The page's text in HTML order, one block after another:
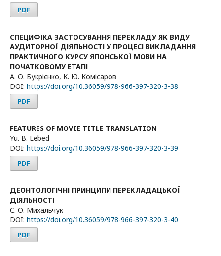
PDF
СПЕЦИФІКА ЗАСТОСУВАННЯ ПЕРЕКЛАДУ ЯК ВИДУ
АУДИТОРНОЇ ДІЯЛЬНОСТІ У ПРОЦЕСІ ВИКЛАДАННЯ
ПРАКТИЧНОГО КУРСУ ЯПОНСЬКОЇ МОВИ НА
ПОЧАТКОВОМУ ЕТАПІ
А. О. Букрієнко, К. Ю. Комісаров
DOI: https://doi.org/10.36059/978-966-397-320-3-38
PDF
FEATURES OF MOVIE TITLE TRANSLATION
Yu. B. Lebed
DOI: https://doi.org/10.36059/978-966-397-320-3-39
PDF
ДЕОНТОЛОГІЧНІ ПРИНЦИПИ ПЕРЕКЛАДАЦЬКОЇ
ДІЯЛЬНОСТІ
С. О. Михальчук
DOI: https://doi.org/10.36059/978-966-397-320-3-40
PDF